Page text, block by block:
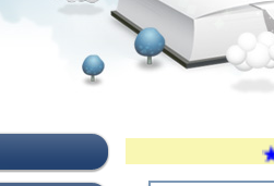
★